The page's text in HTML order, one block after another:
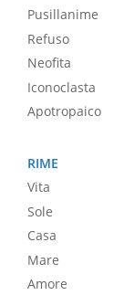
Pusillanime
Refuso
Neofita
Iconoclasta
Apotropaico
RIME
Vita
Sole
Casa
Mare
Amore